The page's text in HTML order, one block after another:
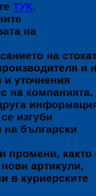
ТУК.
на
на
и
уточнения
на компанията.
изгуби
на български
промени, както
артикули,
в куриерските